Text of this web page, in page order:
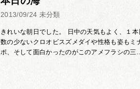
2013/09/24 未分類
きれいな朝日でした。 日中の天気もよく、１
数の少ないクロオビスズメダイや性格も姿もミ
ポ、そして面白かったのがこのアメフラシの三...